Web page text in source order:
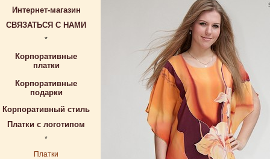
Интернет-магазин
СВЯЗАТЬСЯ С НАМИ
*
Корпоративные
платки
Корпоративные
подарки
Корпоративный стиль
Платки с логотипом
*
Платки